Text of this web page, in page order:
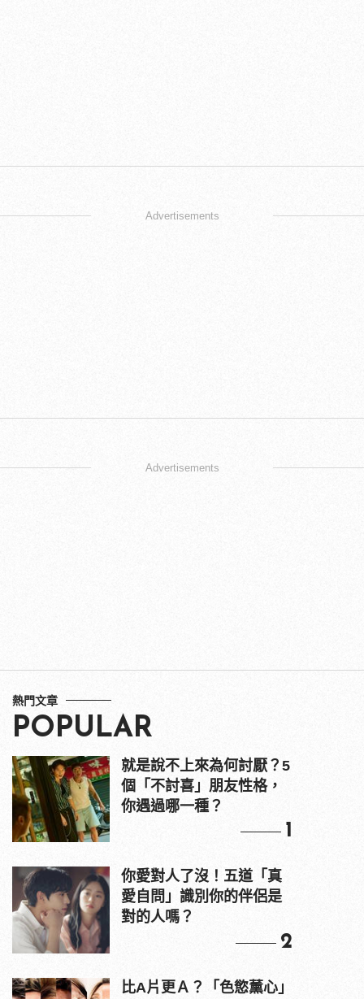
Advertisements
Advertisements
熱門文章
POPULAR
就是說不上來為何討厭？5
個「不討喜」朋友性格，
你遇過哪一種？
1
你愛對人了沒！五道「真
愛自問」識別你的伴侶是
對的人嗎？
2
比A片更Ａ？「色慾薰心」